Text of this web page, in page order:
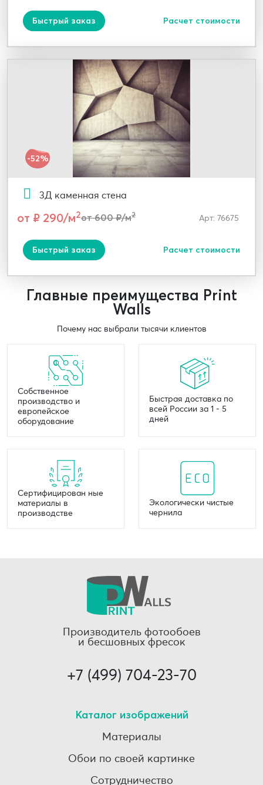
Быстрый заказ Расчет стоимости
-52%
3Д каменная стена
от ₽ 290/м2от 600 ₽/м2 Арт: 76675
Быстрый заказ Расчет стоимости
Главные преимущества Print
Walls
Почему нас выбрали тысячи клиентов
Собственное
производство и
европейское
оборудование
Быстрая доставка по
всей России за 1 - 5
дней
Сертифицирован ные
материалы в
производстве
Экологически чистые
чернила
Производитель фотообоев
и бесшовных фресок
+7 (499) 704-23-70
Каталог изображений
Материалы
Обои по своей картинке
Сотрудничество